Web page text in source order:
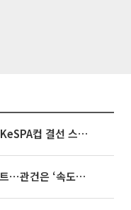
한화생명, 젠지에 2-1 역전승⋯KeSPA컵 결선 스테이지 2 직행
대규모 공급 ‘최후 카드’ 그린벨트⋯관건은 ‘속도’ [주택공급 승부수의 조건]